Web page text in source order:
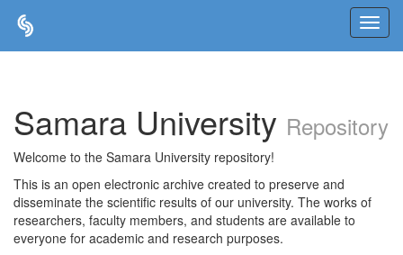
Samara University Repository
Welcome to the Samara University repository!
This is an open electronic archive created to preserve and
disseminate the scientific results of our university. The works of
researchers, faculty members, and students are available to
everyone for academic and research purposes.